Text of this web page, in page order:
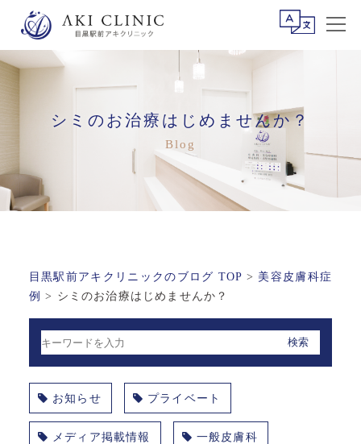
シミのお治療はじめませんか？
目黒駅前アキクリニックのブログ TOP > 美容皮膚科症
例 > シミのお治療はじめませんか？
お知らせ プライベート
メディア掲載情報 一般皮膚科